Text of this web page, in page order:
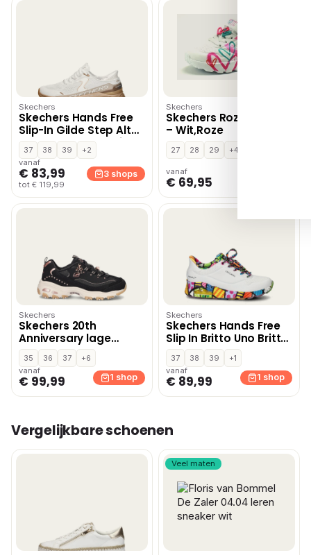
Skechers
Skechers Hands Free
Slip-In Gilde Step Altus
lage sneakers – Wit
37 38 39
+2
vanaf
€ 83,99
tot € 119,99
3 shops
Skechers
Skechers Roze SKR46
– Wit,Roze
27 28 29 +4
vanaf
€ 69,95
Skechers
Skechers 20th
Anniversary lage
sneakers – Zwart
35 36 37
+6
vanaf
€ 99,99 1 shop
Skechers
Skechers Hands Free
Slip In Britto Uno Britto
Landscape
instapschoenen – Wit
37 38 39
+1
vanaf
€ 89,99 1 shop
Vergelijkbare schoenen
Veel maten